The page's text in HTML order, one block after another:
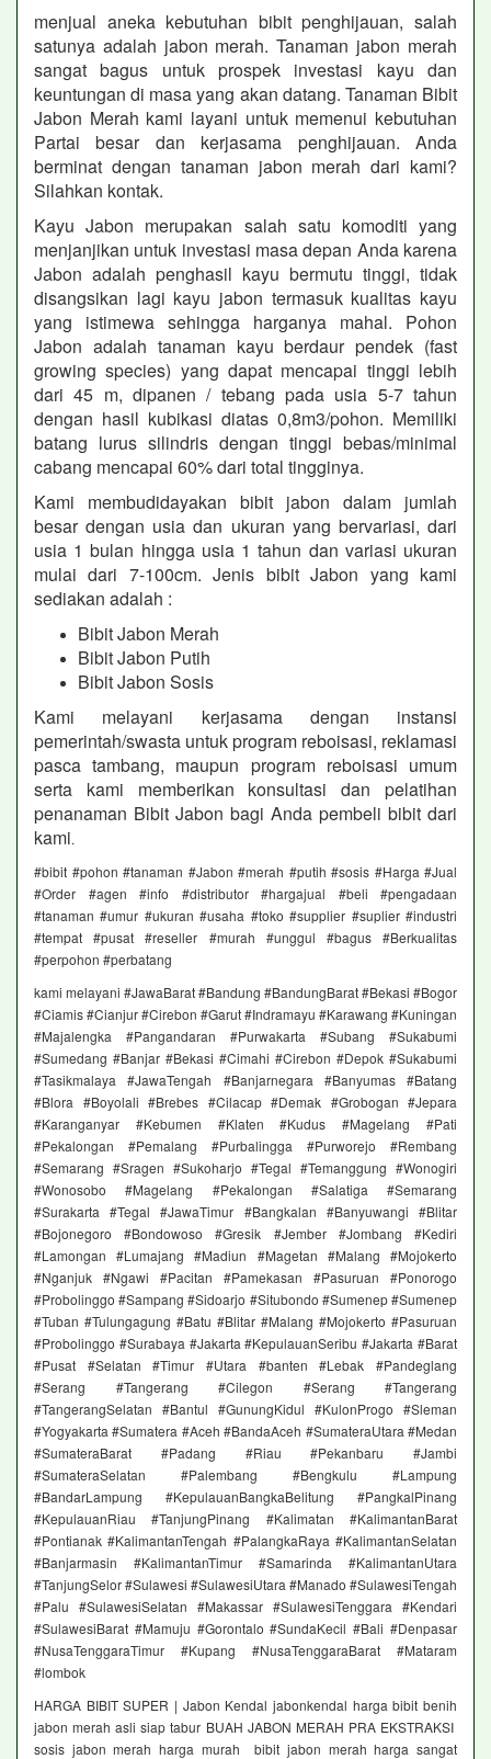
menjual aneka kebutuhan bibit penghijauan, salah
satunya adalah jabon merah. Tanaman jabon merah
sangat bagus untuk prospek investasi kayu dan
keuntungan di masa yang akan datang. Tanaman Bibit
Jabon Merah kami layani untuk memenui kebutuhan
Partai besar dan kerjasama penghijauan. Anda
berminat dengan tanaman jabon merah dari kami?
Silahkan kontak.
Kayu Jabon merupakan salah satu komoditi yang
menjanjikan untuk investasi masa depan Anda karena
Jabon adalah penghasil kayu bermutu tinggi, tidak
disangsikan lagi kayu jabon termasuk kualitas kayu
yang istimewa sehingga harganya mahal. Pohon
Jabon adalah tanaman kayu berdaur pendek (fast
growing species) yang dapat mencapai tinggi lebih
dari 45 m, dipanen / tebang pada usia 5-7 tahun
dengan hasil kubikasi diatas 0,8m3/pohon. Memiliki
batang lurus silindris dengan tinggi bebas/minimal
cabang mencapai 60% dari total tingginya.
Kami membudidayakan bibit jabon dalam jumlah
besar dengan usia dan ukuran yang bervariasi, dari
usia 1 bulan hingga usia 1 tahun dan variasi ukuran
mulai dari 7-100cm. Jenis bibit Jabon yang kami
sediakan adalah :
Bibit Jabon Merah
Bibit Jabon Putih
Bibit Jabon Sosis
Kami melayani kerjasama dengan instansi
pemerintah/swasta untuk program reboisasi, reklamasi
pasca tambang, maupun program reboisasi umum
serta kami memberikan konsultasi dan pelatihan
penanaman Bibit Jabon bagi Anda pembeli bibit dari
kami.
#bibit #pohon #tanaman #Jabon #merah #putih #sosis #Harga #Jual
#Order #agen #info #distributor #hargajual #beli #pengadaan
#tanaman #umur #ukuran #usaha #toko #supplier #suplier #industri
#tempat #pusat #reseller #murah #unggul #bagus #Berkualitas
#perpohon #perbatang
kami melayani #JawaBarat #Bandung #BandungBarat #Bekasi #Bogor
#Ciamis #Cianjur #Cirebon #Garut #Indramayu #Karawang #Kuningan
#Majalengka #Pangandaran #Purwakarta #Subang #Sukabumi
#Sumedang #Banjar #Bekasi #Cimahi #Cirebon #Depok #Sukabumi
#Tasikmalaya #JawaTengah #Banjarnegara #Banyumas #Batang
#Blora #Boyolali #Brebes #Cilacap #Demak #Grobogan #Jepara
#Karanganyar #Kebumen #Klaten #Kudus #Magelang #Pati
#Pekalongan #Pemalang #Purbalingga #Purworejo #Rembang
#Semarang #Sragen #Sukoharjo #Tegal #Temanggung #Wonogiri
#Wonosobo #Magelang #Pekalongan #Salatiga #Semarang
#Surakarta #Tegal #JawaTimur #Bangkalan #Banyuwangi #Blitar
#Bojonegoro #Bondowoso #Gresik #Jember #Jombang #Kediri
#Lamongan #Lumajang #Madiun #Magetan #Malang #Mojokerto
#Nganjuk #Ngawi #Pacitan #Pamekasan #Pasuruan #Ponorogo
#Probolinggo #Sampang #Sidoarjo #Situbondo #Sumenep #Sumenep
#Tuban #Tulungagung #Batu #Blitar #Malang #Mojokerto #Pasuruan
#Probolinggo #Surabaya #Jakarta #KepulauanSeribu #Jakarta #Barat
#Pusat #Selatan #Timur #Utara #banten #Lebak #Pandeglang
#Serang #Tangerang #Cilegon #Serang #Tangerang
#TangerangSelatan #Bantul #GunungKidul #KulonProgo #Sleman
#Yogyakarta #Sumatera #Aceh #BandaAceh #SumateraUtara #Medan
#SumateraBarat #Padang #Riau #Pekanbaru #Jambi
#SumateraSelatan #Palembang #Bengkulu #Lampung
#BandarLampung #KepulauanBangkaBelitung #PangkalPinang
#KepulauanRiau #TanjungPinang #Kalimatan #KalimantanBarat
#Pontianak #KalimantanTengah #PalangkaRaya #KalimantanSelatan
#Banjarmasin #KalimantanTimur #Samarinda #KalimantanUtara
#TanjungSelor #Sulawesi #SulawesiUtara #Manado #SulawesiTengah
#Palu #SulawesiSelatan #Makassar #SulawesiTenggara #Kendari
#SulawesiBarat #Mamuju #Gorontalo #SundaKecil #Bali #Denpasar
#NusaTenggaraTimur #Kupang #NusaTenggaraBarat #Mataram
#lombok
HARGA BIBIT SUPER | Jabon Kendal jabonkendal harga bibit benih
jabon merah asli siap tabur BUAH JABON MERAH PRA EKSTRAKSI
sosis jabon merah harga murah bibit jabon merah harga sangat